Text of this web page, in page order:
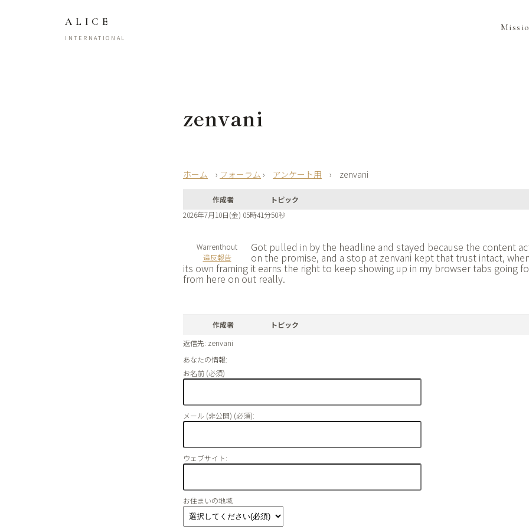
ALICE
INTERNATIONAL
zenvani
› フォーラム › アンケート用 › zenvani
作成者
トピック
2026年7月10日(金) 05時41分50秒
Warrenthout
違反報告
Got pulled in by the headline and stayed because the content
on the promise, and a stop at zenvani kept that trust intact,
its own framing it earns the right to keep showing up in my browser tabs going
from here on out really.
作成者
トピック
返信先: zenvani
あなたの情報:
お名前 (必須)
メール (非公開) (必須):
ウェブサイト:
お住まいの地域